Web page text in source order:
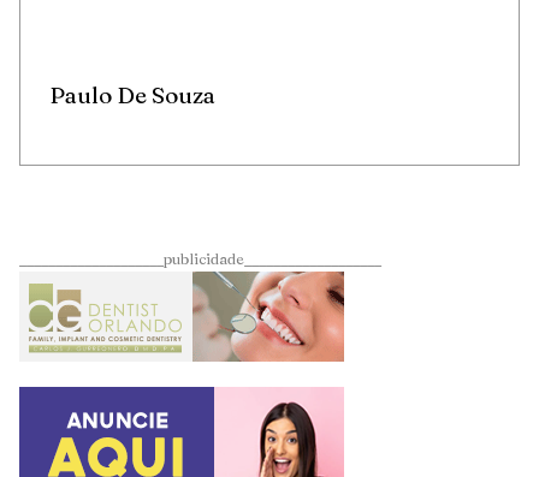
Paulo De Souza
____________________publicidade___________________